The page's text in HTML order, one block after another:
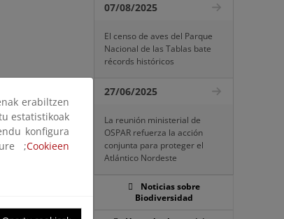
07/08/2025
El censo de aves del Parque
Nacional de las Tablas bate
récords históricos
27/06/2025
La reunión ministerial de
OSPAR refuerza la acción
conjunta para proteger el
Atlántico Nordeste
Noticias sobre
Biodiversidad
erabiltzen
estatistikoak
konfigura
;Cookieen